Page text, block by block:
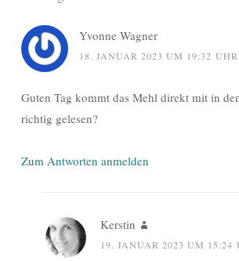
Yvonne Wagner
18. JANUAR 2023 UM 19:32 UHR
Guten Tag kommt das Mehl direkt mit in
richtig gelesen?
Zum Antworten anmelden
Kerstin
19. JANUAR 2023 UM 15:24